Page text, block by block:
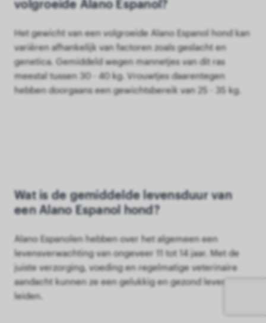
volgroeide Alano Espanol?
Het gewicht van een volgroeide Alano Espanol hond kan
variëren afhankelijk van factoren zoals geslacht en
genetica. Gemiddeld wegen mannetjes van dit ras
meestal tussen 30 - 40 kg. Vrouwtjes daarentegen
hebben doorgaans een gewichtsbereik van 25 - 35 kg.
Wat is de gemiddelde levensduur van
een Alano Espanol hond?
Alano Espanolen hebben over het algemeen een
levensverwachting van ongeveer 11 tot 14 jaar. Met de
juiste verzorging, voeding en regelmatige veterinaire
aandacht kunnen ze een gelukkig en gezond leven
leiden.